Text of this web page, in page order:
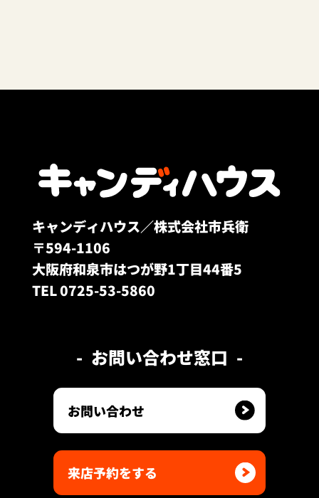
キャンディハウス／株式会社市兵衛
〒594-1106
大阪府和泉市はつが野1丁目44番5
TEL 0725-53-5860
お問い合わせ窓口
お問い合わせ
来店予約をする